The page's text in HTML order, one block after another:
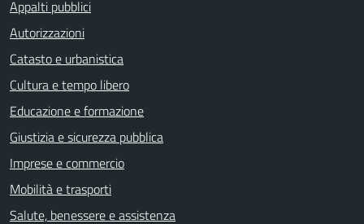
Appalti pubblici
Autorizzazioni
Catasto e urbanistica
Cultura e tempo libero
Educazione e formazione
Giustizia e sicurezza pubblica
Imprese e commercio
Mobilità e trasporti
Salute, benessere e assistenza